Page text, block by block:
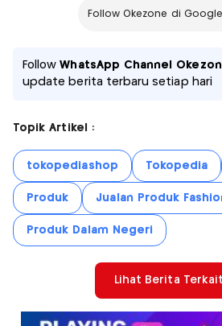
Follow Okezone di
FollowWhatsApp Channel
update berita terbaru setiap hari
Topik Artikel :
tokopediashop Tokopedia
Produk Jualan Produk
Produk Dalam Negeri
Lihat Berita Terkait